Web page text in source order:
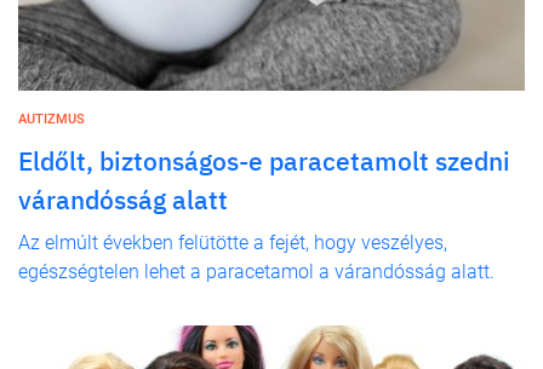
AUTIZMUS
Eldőlt, biztonságos-e paracetamolt szedni
várandósság alatt
Az elmúlt években felütötte a fejét, hogy veszélyes,
egészségtelen lehet a paracetamol a várandósság alatt.